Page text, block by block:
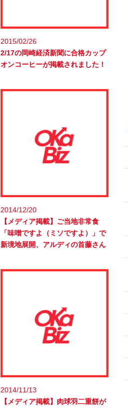
2015/02/26
2/17の岡崎経済新聞に合格カップ
オンコーヒーが掲載されました！
2014/12/20
【メディア掲載】ご当地非常食
「味噌ですよ（ミソですよ）」で
新境地展開、アルディの首藤さん
2014/11/13
【メディア掲載】肉球羽二重餅が